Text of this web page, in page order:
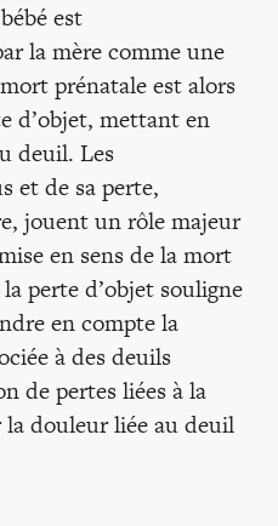
est
la mère comme une
prénatale est alors
d’objet, mettant en
deuil. Les
et de sa perte,
jouent un rôle majeur
en sens de la mort
perte d’objet souligne
en compte la
à des deuils
de pertes liées à la
douleur liée au deuil